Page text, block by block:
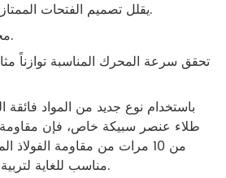
يقلل تصميم الفتحات الممتاز من فقدان التهوية.
محرك عالي الكفاءة.
تحقق سرعة المحرك المناسبة توازناً
باستخدام نوع جديد من المواد فائقة
طلاء عنصر سبيكة خاص، فإن مقاومة
من 10 مرات من مقاومة الفولاذ
مناسب للغاية لتربية الماشية والدواجن.